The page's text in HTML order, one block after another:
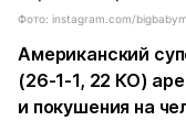
Фото: instagram.com/
Американский
(26-1-1, 22 КО)
и покушения на